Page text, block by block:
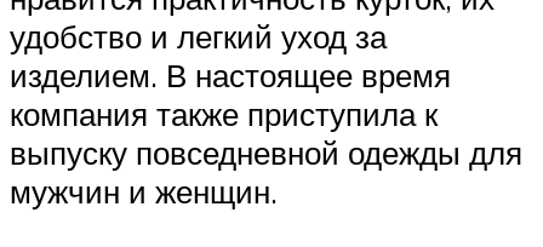
удобство и легкий уход за
изделием. В настоящее время
компания также приступила к
выпуску повседневной одежды для
мужчин и женщин.